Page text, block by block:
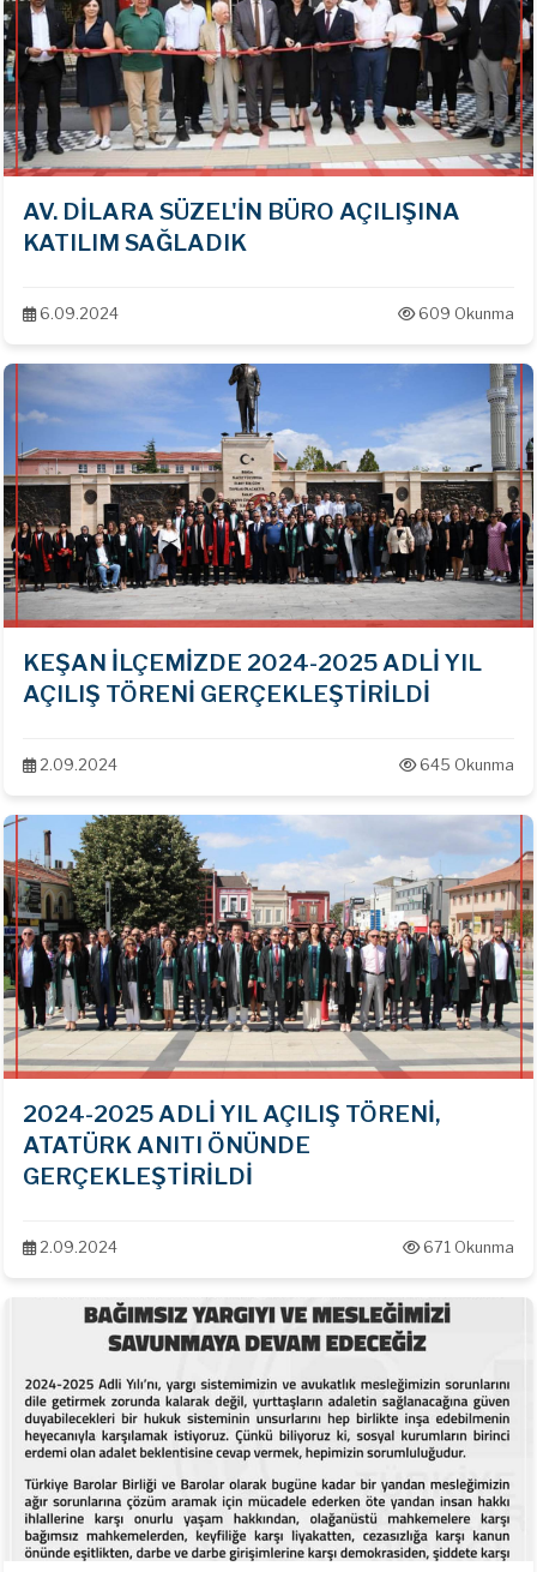
AV. DİLARA SÜZEL'İN BÜRO AÇILIŞINA
KATILIM SAĞLADIK
6.09.2024 609 Okunma
KEŞAN İLÇEMİZDE 2024-2025 ADLİ YIL
AÇILIŞ TÖRENİ GERÇEKLEŞTİRİLDİ
2.09.2024 645 Okunma
2024-2025 ADLİ YIL AÇILIŞ TÖRENİ,
ATATÜRK ANITI ÖNÜNDE
GERÇEKLEŞTİRİLDİ
2.09.2024 671 Okunma